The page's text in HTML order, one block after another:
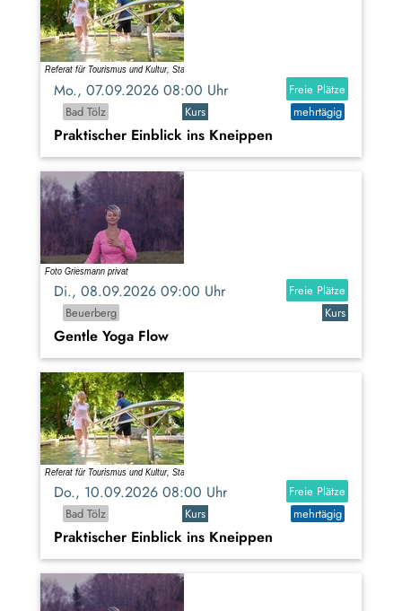
Mo., 07.09.2026 08:00 Uhr
Freie Plätze
Bad Tölz
Kurs mehrtägig
Praktischer Einblick ins Kneippen
Di., 08.09.2026 09:00 Uhr
Freie Plätze
Beuerberg
Kurs
Gentle Yoga Flow
Do., 10.09.2026 08:00 Uhr
Freie Plätze
Bad Tölz
Kurs mehrtägig
Praktischer Einblick ins Kneippen